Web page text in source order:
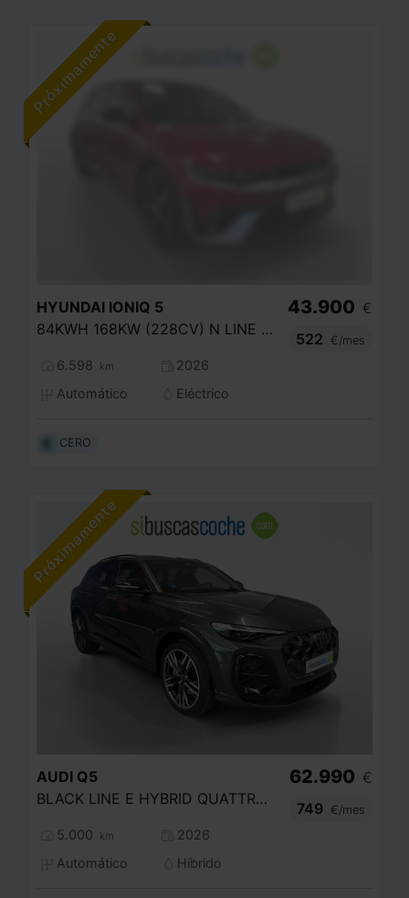
HYUNDAI IONIQ 5
84KWH 168KW (228CV) N LINE RWD
6.598 km
2026
Automático
Eléctrico
43.900 €
522
€/mes
CERO
AUDI Q5
BLACK LINE E HYBRID QUATTRO 220KW S TR
5.000 km
2026
Automático
Híbrido
62.990 €
749
€/mes